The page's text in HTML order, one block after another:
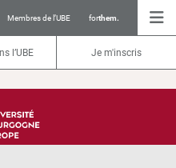
Membres de l’UBE forthem.
l’UBE Je m'inscris